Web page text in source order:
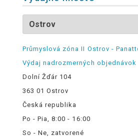
Průmyslová zóna II Ostrov -
Výdaj nadrozmerných objednávok
Dolní Žďár 104
363 01 Ostrov
Česká republika
Po - Pia, 8:00 - 16:00
So - Ne, zatvorené